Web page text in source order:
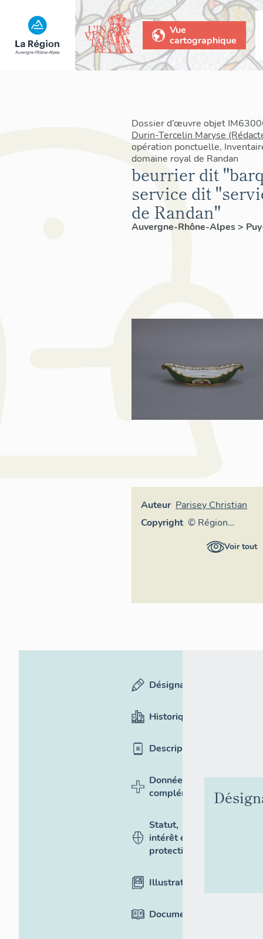
Vue
cartographique
Dossier d’œuvre objet
Durin-Tercelin Maryse
opération ponctuelle,
domaine royal de Randan
beurrier dit
service dit
de Randan"
Auvergne-Rhône-Alpes>
Auteur Parisey Christian
Copyright © Région
Auvergne-Voir tout
Désignation
Historique
Description
Données
complémentaires
Statut,
intérêt et
protection
Illustrations
Documentation